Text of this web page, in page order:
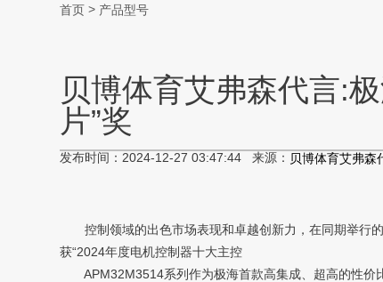
首页 > 产品型号
贝博体育艾弗森代言:
片”奖
发布时间：2024-12-27 03:47:44 来源： 贝博体育艾弗森
控制领域的出色市场表现和卓越创新力，在同期举行的
获“2024年度电机控制器十大主控
APM32M3514系列作为极海首款高集成、超高的性价